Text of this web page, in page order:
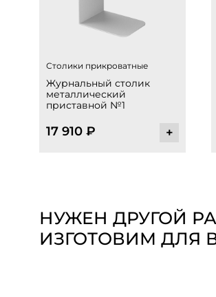
Столики прикроватные
Журнальный столик
металлический
приставной №1
17 910 ₽ +
НУЖЕН ДРУГОЙ
ИЗГОТОВИМ ДЛЯ